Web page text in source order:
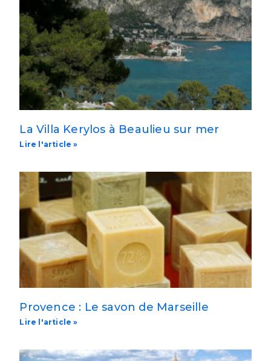
La Villa Kerylos à Beaulieu sur mer
Lire l'article »
Provence : Le savon de Marseille
Lire l'article »